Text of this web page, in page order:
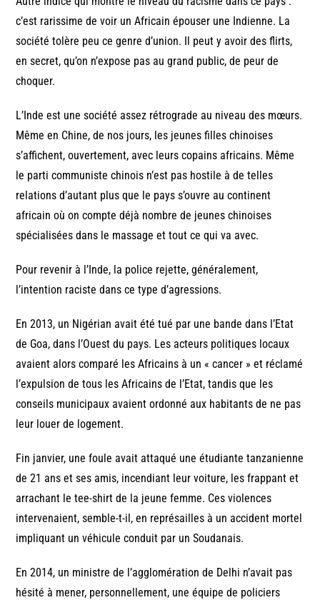
c’est rarissime de voir un Africain épouser une Indienne. La
société tolère peu ce genre d’union. Il peut y avoir des flirts,
en secret, qu’on n’expose pas au grand public, de peur de
choquer.
L’Inde est une société assez rétrograde au niveau des mœurs.
Même en Chine, de nos jours, les jeunes filles chinoises
s’affichent, ouvertement, avec leurs copains africains. Même
le parti communiste chinois n’est pas hostile à de telles
relations d’autant plus que le pays s’ouvre au continent
africain où on compte déjà nombre de jeunes chinoises
spécialisées dans le massage et tout ce qui va avec.
Pour revenir à l’Inde, la police rejette, généralement,
l’intention raciste dans ce type d’agressions.
En 2013, un Nigérian avait été tué par une bande dans l’Etat
de Goa, dans l’Ouest du pays. Les acteurs politiques locaux
avaient alors comparé les Africains à un « cancer » et réclamé
l’expulsion de tous les Africains de l’Etat, tandis que les
conseils municipaux avaient ordonné aux habitants de ne pas
leur louer de logement.
Fin janvier, une foule avait attaqué une étudiante tanzanienne
de 21 ans et ses amis, incendiant leur voiture, les frappant et
arrachant le tee-shirt de la jeune femme. Ces violences
intervenaient, semble-t-il, en représailles à un accident mortel
impliquant un véhicule conduit par un Soudanais.
En 2014, un ministre de l’agglomération de Delhi n’avait pas
hésité à mener, personnellement, une équipe de policiers